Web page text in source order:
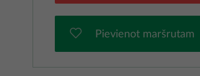
Pievienot maršrutam